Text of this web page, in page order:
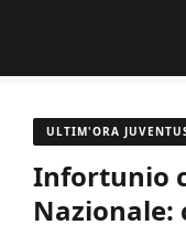
contenuto
ULTIM'ORA
Infortunio
Nazionale: